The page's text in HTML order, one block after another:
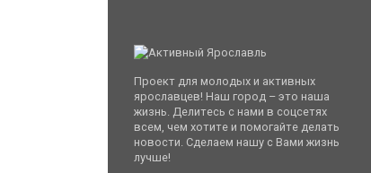
Проект для молодых и активных
ярославцев! Наш город – это наша
жизнь. Делитесь с нами в соцсетях
всем, чем хотите и помогайте делать
новости. Сделаем нашу с Вами жизнь
лучше!